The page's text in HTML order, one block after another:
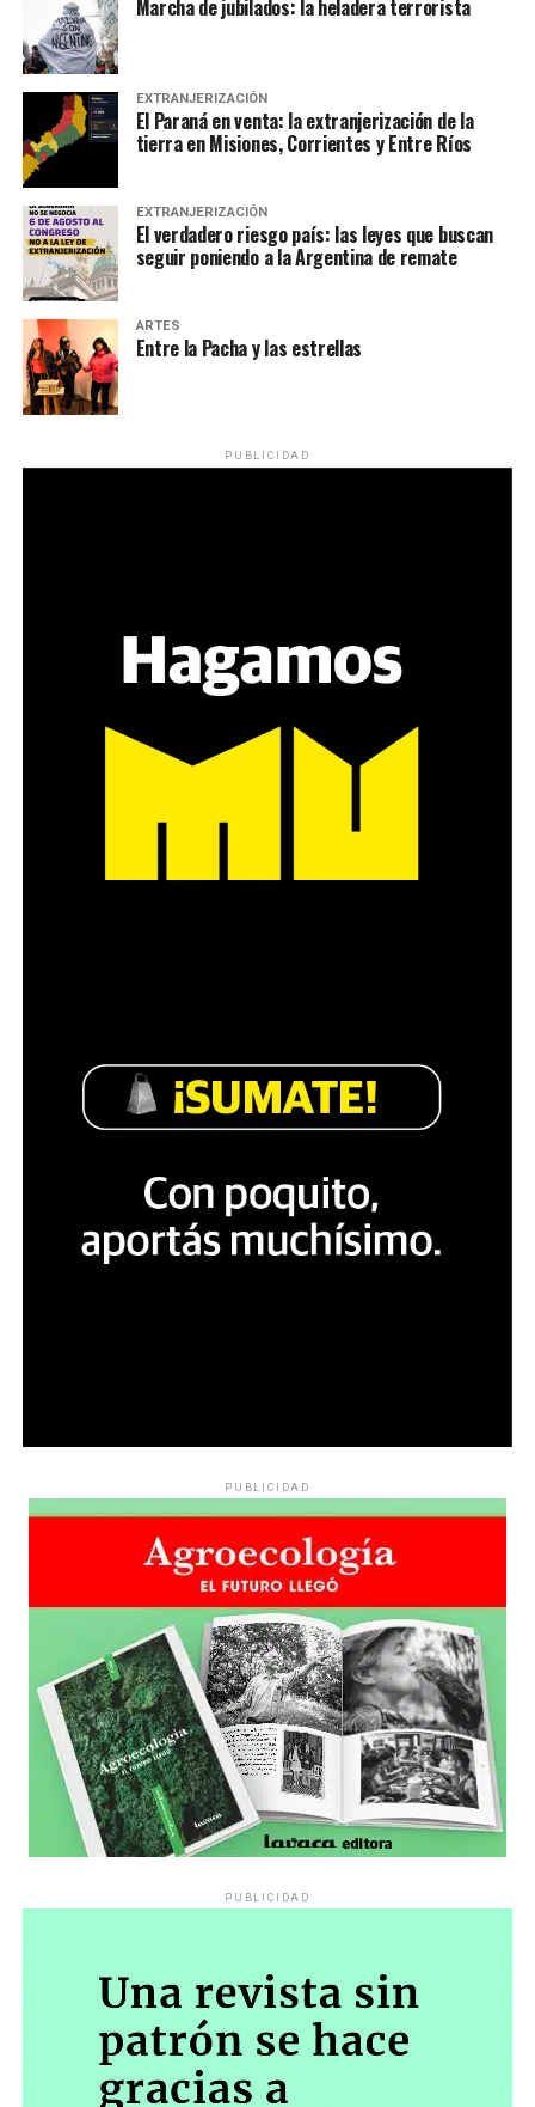
Marcha de jubilados: la heladera terrorista
EXTRANJERIZACIÓN
El Paraná en venta: la extranjerización de la
tierra en Misiones, Corrientes y Entre Ríos
EXTRANJERIZACIÓN
El verdadero riesgo país: las leyes que buscan
seguir poniendo a la Argentina de remate
ARTES
Entre la Pacha y las estrellas
PUBLICIDAD
PUBLICIDAD
PUBLICIDAD